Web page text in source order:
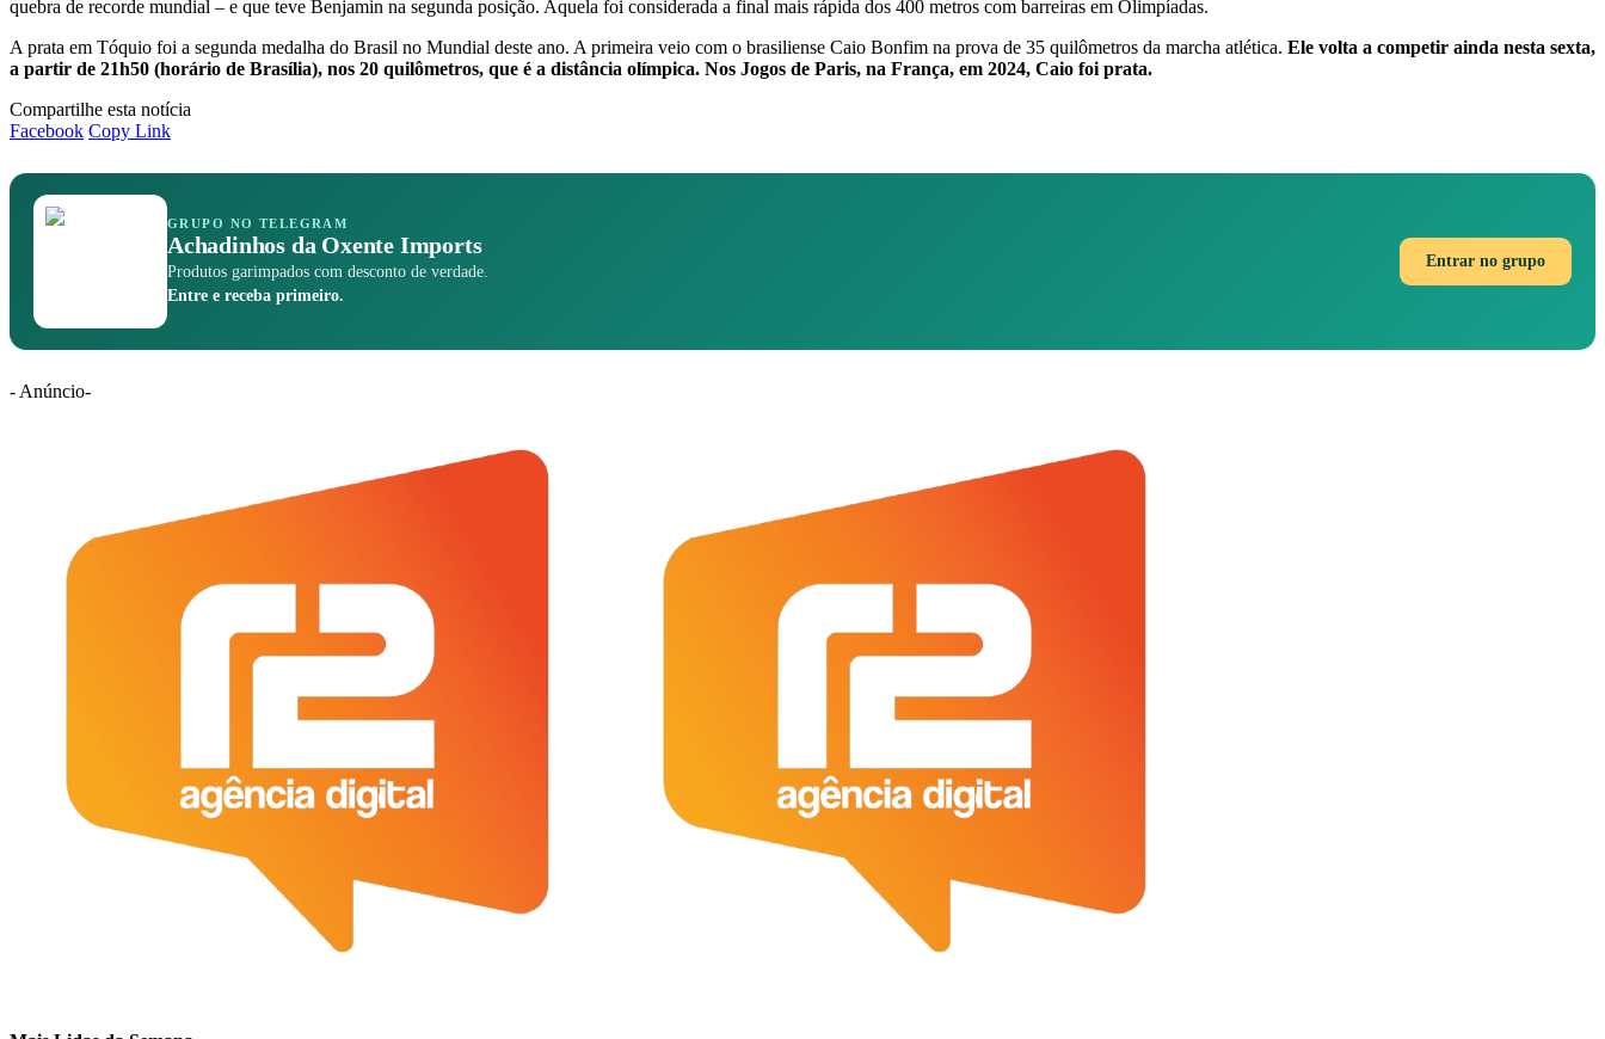
quebra de recorde mundial – e que teve Benjamin na segunda posição. Aquela foi considerada a final mais rápida dos 400 metros com barreiras em Olimpíadas.
A prata em Tóquio foi a segunda medalha do Brasil no Mundial deste ano. A primeira veio com o brasiliense Caio Bonfim na prova de 35 quilômetros da marcha atlética. Ele volta a competir ainda nesta sexta,
a partir de 21h50 (horário de Brasília), nos 20 quilômetros, que é a distância olímpica. Nos Jogos de Paris, na França, em 2024, Caio foi prata.
Compartilhe esta notícia
Facebook Copy Link
GRUPO NO TELEGRAM
Achadinhos da Oxente Imports
Produtos garimpados com desconto de verdade.
Entre e receba primeiro.
Entrar no grupo
- Anúncio-